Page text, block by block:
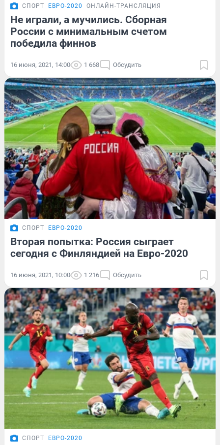
СПОРТ ЕВРО-2020 ОНЛАЙН-ТРАНСЛЯЦИЯ
Не играли, а мучились. Сборная
России с минимальным счетом
победила финнов
16 июня, 2021, 14:00 1 668 Обсудить
СПОРТ ЕВРО-2020
Вторая попытка: Россия сыграет
сегодня с Финляндией на Евро-2020
16 июня, 2021, 10:00 1 216 Обсудить
СПОРТ ЕВРО-2020